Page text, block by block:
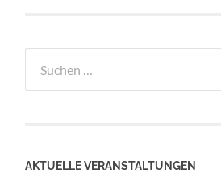
nach:
AKTUELLE VERANSTALTUNGEN